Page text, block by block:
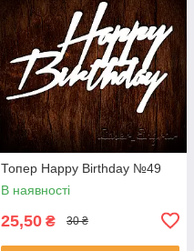
Топер Happy Birthday №49
В наявності
25,50 ₴ 30 ₴